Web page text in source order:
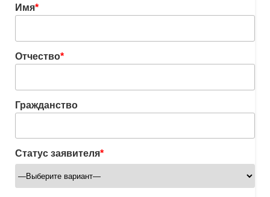
Имя*
Отчество*
Гражданство
Статус заявителя*